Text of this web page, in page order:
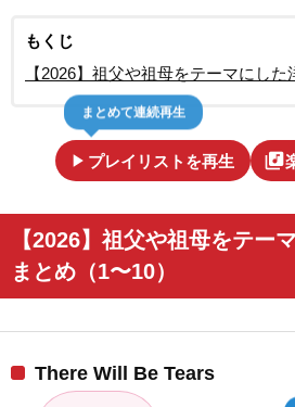
もくじ
【2026】祖父や祖母をテーマにし
play_arrow プレイリストを再生
まとめて連続再生
library_music
【2026】祖父や祖母をテー
まとめ（1〜10）
There Will Be Tears